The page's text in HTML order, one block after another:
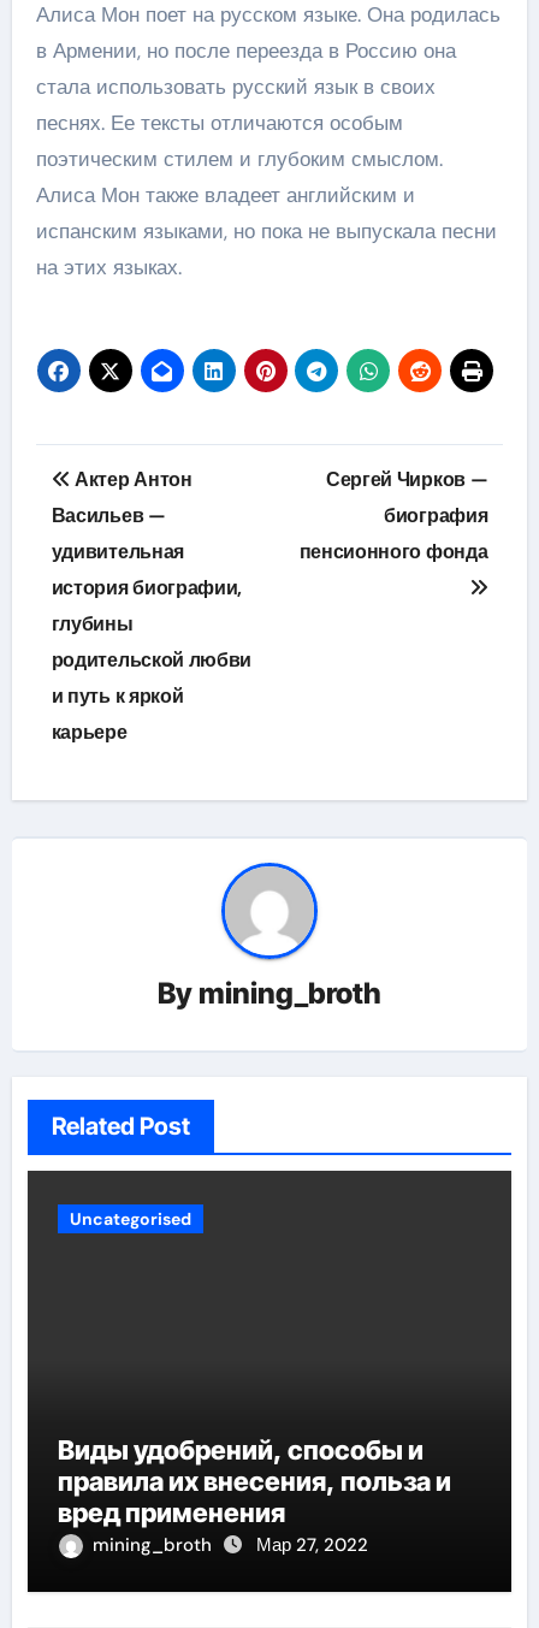
Алиса Мон поет на русском языке. Она родилась
в Армении, но после переезда в Россию она
стала использовать русский язык в своих
песнях. Ее тексты отличаются особым
поэтическим стилем и глубоким смыслом.
Алиса Мон также владеет английским и
испанским языками, но пока не выпускала песни
на этих языках.
Навигация
по
записям
Актер Антон
Васильев —
удивительная
история биографии,
глубины
родительской любви
и путь к яркой
карьере
Сергей Чирков —
биография
пенсионного фонда
By mining_broth
Related Post
Uncategorised
Виды удобрений, способы и
правила их внесения, польза и
вред применения
mining_broth Мар 27, 2022